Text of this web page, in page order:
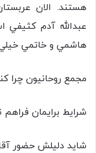
هستند. الان
عبدالله آدم كثيفي
هاشمي و خاتمي
مجمع روحانيون چرا
شرایط برایمان
شايد دليلش حضور